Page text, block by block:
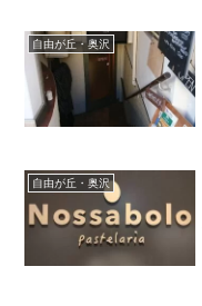
自由が丘・奥沢
自由が丘・奥沢